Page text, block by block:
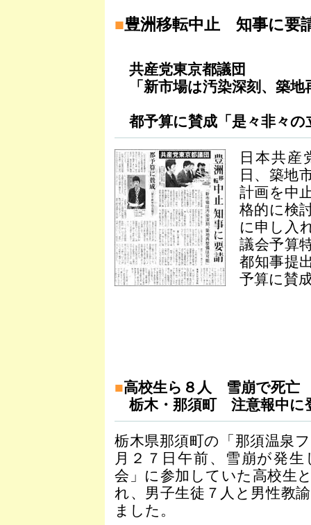
■豊洲移転中止 知事に要
共産党東京都議団
「新市場は汚染深刻、築地
都予算に賛成「是々非々の
日本共産
日、築地
計画を中
格的に検
に申し入
議会予算
都知事提
予算に賛
■高校生ら８人 雪崩で死亡
栃木・那須町 注意報中に
栃木県那須町の「那須温泉
月２７日午前、雪崩が発
会」に参加していた高校生
れ、男子生徒７人と男性教
ました。